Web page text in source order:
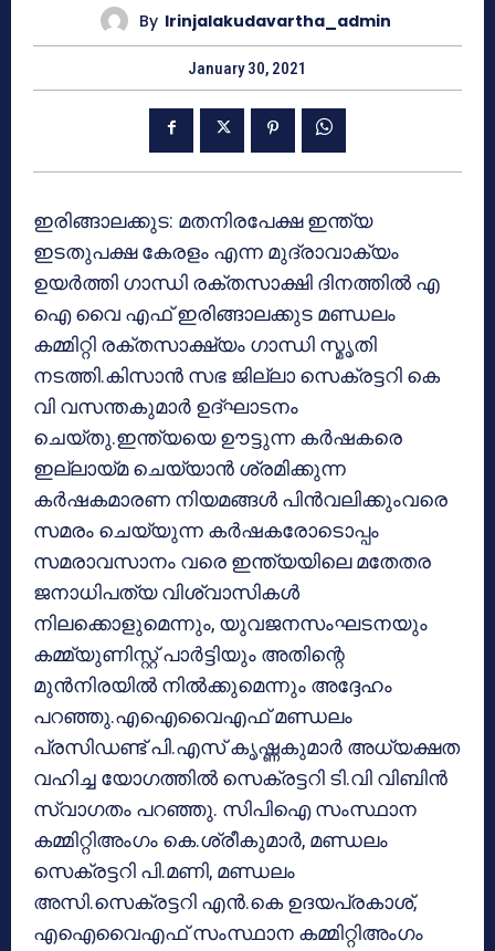
By Irinjalakudavartha_admin
January 30, 2021
ഇരിങ്ങാലക്കുട: മതനിരപേക്ഷ ഇന്ത്യ
ഇടതുപക്ഷ കേരളം എന്ന മുദ്രാവാക്യം
ഉയർത്തി ഗാന്ധി രക്തസാക്ഷി ദിനത്തിൽ എ
ഐ വൈ എഫ് ഇരിങ്ങാലക്കുട മണ്ഡലം
കമ്മിറ്റി രക്തസാക്ഷ്യം ഗാന്ധി സ്മൃതി
നടത്തി.കിസാൻ സഭ ജില്ലാ സെക്രട്ടറി കെ
വി വസന്തകുമാർ ഉദ്ഘാടനം
ചെയ്തു.ഇന്ത്യയെ ഊട്ടുന്ന കർഷകരെ
ഇല്ലായ്മ ചെയ്യാൻ ശ്രമിക്കുന്ന
കർഷകമാരണ നിയമങ്ങൾ പിൻവലിക്കുംവരെ
സമരം ചെയ്യുന്ന കർഷകരോടൊപ്പം
സമരാവസാനം വരെ ഇന്ത്യയിലെ മതേതര
ജനാധിപത്യ വിശ്വാസികൾ
നിലക്കൊളുമെന്നും, യുവജനസംഘടനയും
കമ്മ്യുണിസ്റ്റ് പാർട്ടിയും അതിന്റെ
മുൻനിരയിൽ നിൽക്കുമെന്നും അദ്ദേഹം
പറഞ്ഞു.എഐവൈഎഫ് മണ്ഡലം
പ്രസിഡണ്ട് പി.എസ് കൃഷ്ണകുമാർ അധ്യക്ഷത
വഹിച്ച യോഗത്തിൽ സെക്രട്ടറി ടി.വി വിബിൻ
സ്വാഗതം പറഞ്ഞു. സിപിഐ സംസ്ഥാന
കമ്മിറ്റിഅംഗം കെ.ശ്രീകുമാർ, മണ്ഡലം
സെക്രട്ടറി പി.മണി, മണ്ഡലം
അസി.സെക്രട്ടറി എൻ.കെ ഉദയപ്രകാശ്,
എഐവൈഎഫ് സംസ്ഥാന കമ്മിറ്റിഅംഗം